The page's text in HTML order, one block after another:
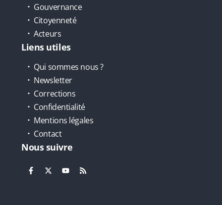
Gouvernance
Citoyenneté
Acteurs
Liens utiles
Qui sommes nous ?
Newsletter
Corrections
Confidentialité
Mentions légales
Contact
Nous suivre